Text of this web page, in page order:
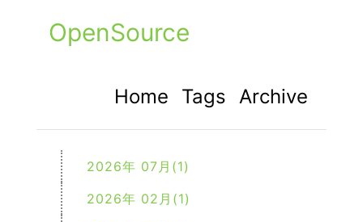
OpenSource
Home Tags Archive
2026年 07月(1)
2026年 02月(1)